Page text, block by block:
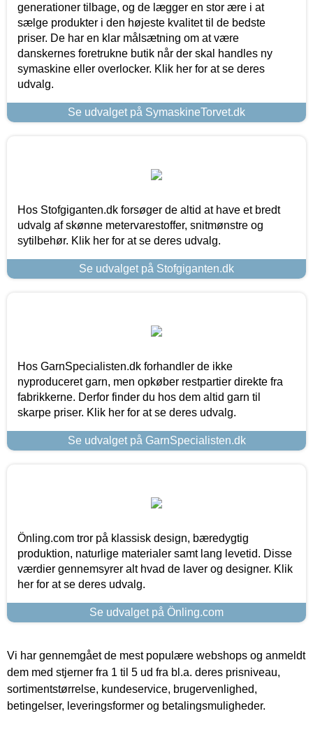
generationer tilbage, og de lægger en stor ære i at
sælge produkter i den højeste kvalitet til de bedste
priser. De har en klar målsætning om at være
danskernes foretrukne butik når der skal handles ny
symaskine eller overlocker. Klik her for at se deres
udvalg.
Se udvalget på SymaskineTorvet.dk
Hos Stofgiganten.dk forsøger de altid at have et bredt
udvalg af skønne metervarestoffer, snitmønstre og
sytilbehør. Klik her for at se deres udvalg.
Se udvalget på Stofgiganten.dk
Hos GarnSpecialisten.dk forhandler de ikke
nyproduceret garn, men opkøber restpartier direkte fra
fabrikkerne. Derfor finder du hos dem altid garn til
skarpe priser. Klik her for at se deres udvalg.
Se udvalget på GarnSpecialisten.dk
Önling.com tror på klassisk design, bæredygtig
produktion, naturlige materialer samt lang levetid. Disse
værdier gennemsyrer alt hvad de laver og designer. Klik
her for at se deres udvalg.
Se udvalget på Önling.com
Vi har gennemgået de mest populære webshops og anmeldt
dem med stjerner fra 1 til 5 ud fra bl.a. deres prisniveau,
sortimentstørrelse, kundeservice, brugervenlighed,
betingelser, leveringsformer og betalingsmuligheder.